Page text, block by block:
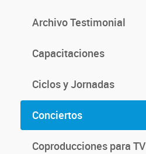
Archivo Testimonial
Capacitaciones
Ciclos y Jornadas
Conciertos
Coproducciones para TV